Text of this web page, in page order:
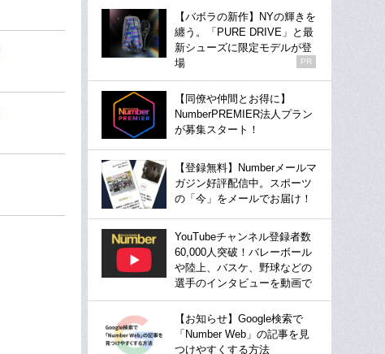
【バボラの新作】NYの輝きを
纏う。「PURE DRIVE」と最
新シューズに限定モデルが登
場
PR
【同僚や仲間とお得に】
NumberPREMIER法人プラン
が募集スタート！
【登録無料】Numberメールマ
ガジン好評配信中。スポーツ
の「今」をメールでお届け！
YouTubeチャンネル登録者数
60,000人突破！バレーボール
や陸上、バスケ、野球などの
選手のインタビューを動画で
【お知らせ】Google検索で
「Number Web」の記事を見
つけやすくする方法